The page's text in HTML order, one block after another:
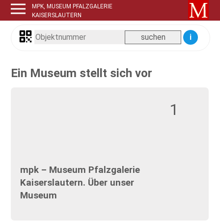
MPK, MUSEUM PFALZGALERIE
KAISERSLAUTERN
i
Ein Museum stellt sich vor
1
mpk – Museum Pfalzgalerie
Kaiserslautern. Über unser
Museum